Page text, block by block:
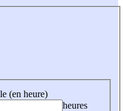
(en heure)
heures